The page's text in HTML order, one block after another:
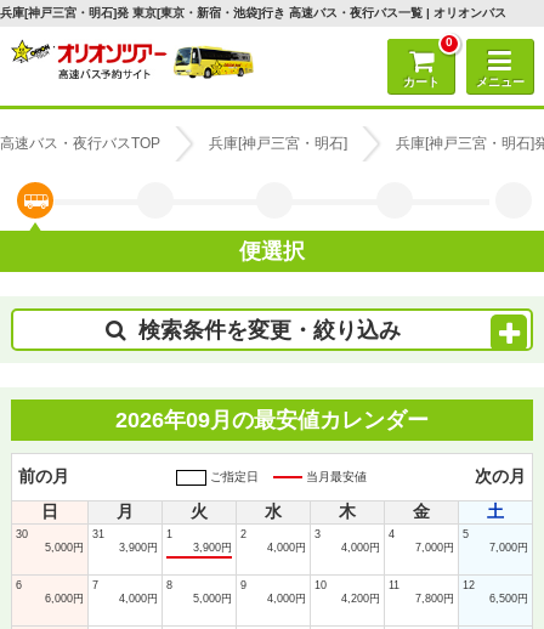
兵庫[神戸三宮・明石]発 東京[東京・新宿・池袋]行き 高速バス・夜行バス一覧 | オリオンバス
0
カート メニュー
高速バス・夜行バスTOP 兵庫[神戸三宮・明石] 兵庫[神戸三宮・明石]
便選択
検索条件を変更・絞り込み
2026年09月の最安値カレンダー
前の月 ご指定日 当月最安値
次の月
日
月 火 水 木 金 土
30
5,000円
31
3,900円
1
3,900円
2
4,000円
3
4,000円
4
7,000円
5
7,000円
6
6,000円
7
4,000円
8
5,000円
9
4,000円
10
4,200円
11
7,800円
12
6,500円